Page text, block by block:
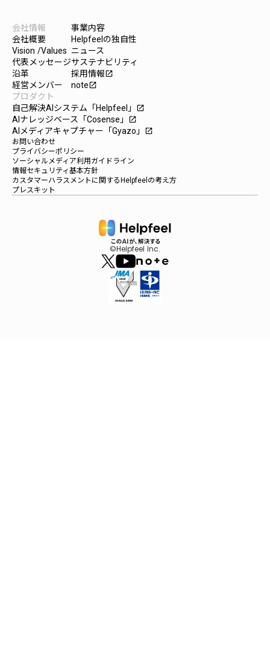
会社情報
会社概要
Vision /Values
代表メッセージ
沿革
経営メンバー
事業内容
Helpfeelの独自性
ニュース
サステナビリティ
採用情報launch
notelaunch
プロダクト
自己解決AIシステム「Helpfeel」
launch
AIナレッジベース「Cosense」 launch
AIメディアキャプチャー「Gyazo」
launch
お問い合わせ
プライバシーポリシー
ソーシャルメディア利用ガイドライン
情報セキュリティ基本方針
カスタマーハラスメントに関するHelpfeelの考え方
プレスキット
©Helpfeel Inc.